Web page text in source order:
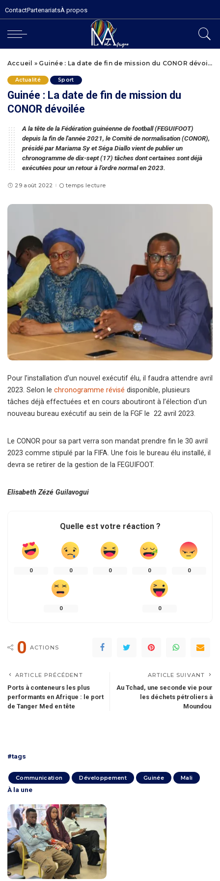
ContactPartenariatsÀ propos
Accueil » Guinée : La date de fin de mission du CONOR dévoilée
Actualité Sport
Guinée : La date de fin de mission du
CONOR dévoilée
A la tête de la Fédération guinéenne de football (FEGUIFOOT)
depuis la fin de l'année 2021, le Comité de normalisation (CONOR),
présidé par Mariama Sy et Séga Diallo vient de publier un
chronogramme de dix-sept (17) tâches dont certaines sont déjà
exécutées pour un retour à l’ordre normal en 2023.
29 août 2022 temps lecture
Pour l’installation d’un nouvel exécutif élu, il faudra attendre avril
2023. Selon le chronogramme révisé disponible, plusieurs
tâches déjà effectuées et en cours aboutiront à l’élection d’un
nouveau bureau exécutif au sein de la FGF le 22 avril 2023.
Le CONOR pour sa part verra son mandat prendre fin le 30 avril
2023 comme stipulé par la FIFA. Une fois le bureau élu installé, il
devra se retirer de la gestion de la FEGUIFOOT.
Elisabeth Zézé Guilavogui
Quelle est votre réaction ?
0 0 0 0 0
0 0
0 ACTIONS
ARTICLE PRÉCÉDENT
Ports à conteneurs les plus
performants en Afrique : le port
de Tanger Med en tête
ARTICLE SUIVANT
Au Tchad, une seconde vie pour
les déchets pétroliers à
Moundou
#tags
Communication Développement Guinée Mali
À la une